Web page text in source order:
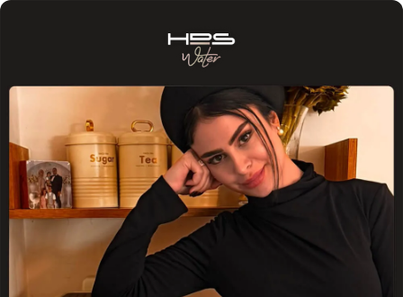
Skip to Content